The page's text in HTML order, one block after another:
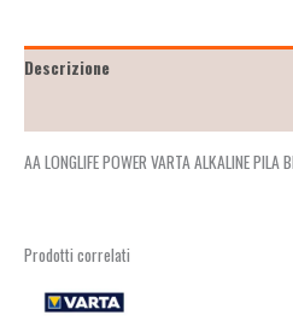
Descrizione
AA LONGLIFE POWER VARTA ALKALINE
Prodotti correlati